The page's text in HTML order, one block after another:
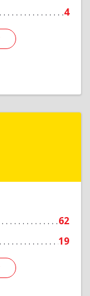
4
62
19
г, Сибирская